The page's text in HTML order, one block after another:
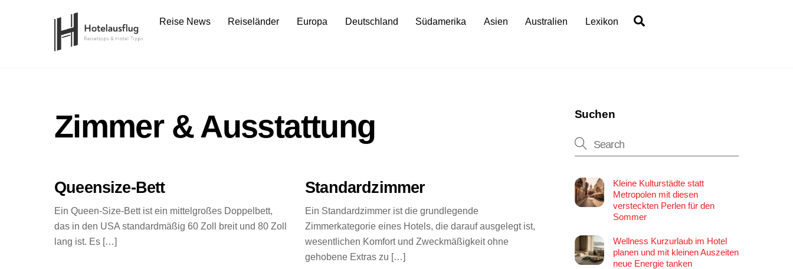
Reise News Reiseländer Europa Deutschland Südamerika Asien Australien Lexikon
Zimmer & Ausstattung
Queensize-Bett
Ein Queen-Size-Bett ist ein mittelgroßes Doppelbett,
das in den USA standardmäßig 60 Zoll breit und 80 Zoll
lang ist. Es […]
Standardzimmer
Ein Standardzimmer ist die grundlegende
Zimmerkategorie eines Hotels, die darauf ausgelegt ist,
wesentlichen Komfort und Zweckmäßigkeit ohne
gehobene Extras zu […]
Suchen
Kleine Kulturstädte statt
Metropolen mit diesen
versteckten Perlen für den
Sommer
Wellness Kurzurlaub im Hotel
planen und mit kleinen Auszeiten
neue Energie tanken